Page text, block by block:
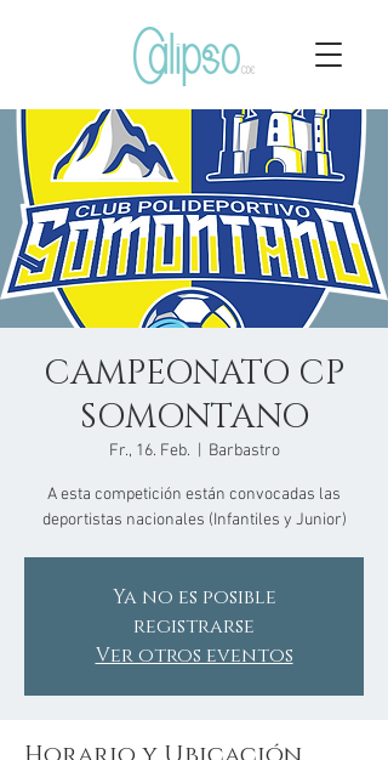
CAMPEONATO CP
SOMONTANO
Fr., 16. Feb. Barbastro
A esta competición están convocadas las
deportistas nacionales (Infantiles y Junior)
Ya no es posible
registrarse
Ver otros eventos